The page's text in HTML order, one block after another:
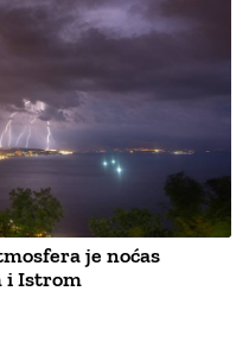
je noćas
i Istrom